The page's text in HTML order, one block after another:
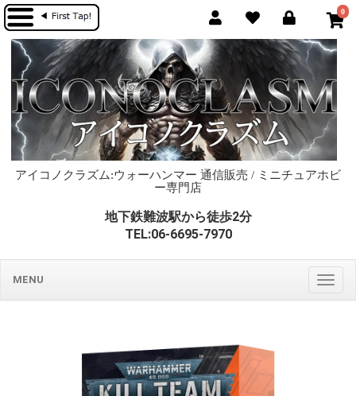
0
アイコノクラズム:ウォーハンマー 通信販売 / ミニチュアホビ
ー専門店
地下鉄難波駅から徒歩2分
TEL:06-6695-7970
MENU